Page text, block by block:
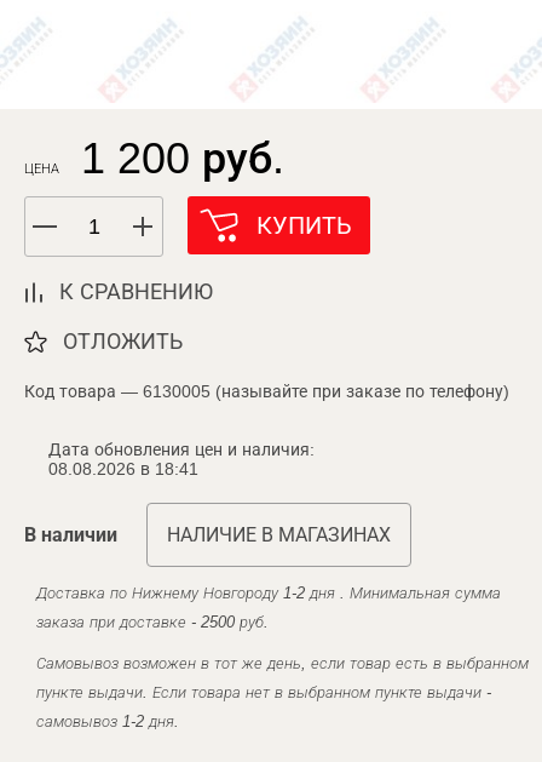
ЦЕНА 1 200 руб.
КУПИТЬ
К СРАВНЕНИЮ
ОТЛОЖИТЬ
Код товара — 6130005 (называйте при заказе по телефону)
Дата обновления цен и наличия:
08.08.2026 в 18:41
В наличии НАЛИЧИЕ В МАГАЗИНАХ
Доставка по Нижнему Новгороду 1-2 дня . Минимальная сумма
заказа при доставке - 2500 руб.
Самовывоз возможен в тот же день, если товар есть в выбранном
пункте выдачи. Если товара нет в выбранном пункте выдачи -
самовывоз 1-2 дня.